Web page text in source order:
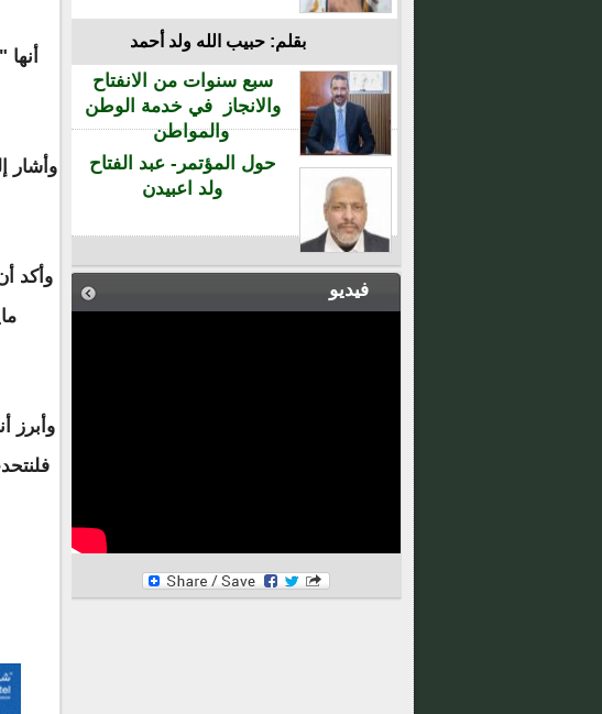
بقلم: حبيب الله ولد أحمد
سبع سنوات من الانفتاح
والانجاز في خدمة الوطن
والمواطن
حول المؤتمر- عبد الفتاح
ولد اعبيدن
فيديو
وأشار